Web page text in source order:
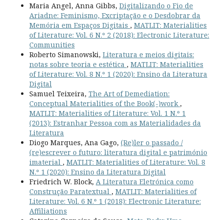
Maria Angel, Anna Gibbs, Digitalizando o Fio de
Ariadne: Feminismo, Excriptação e o Desdobrar da
Memória em Espaços Digitais , MATLIT: Materialities
of Literature: Vol. 6 N.º 2 (2018): Electronic Literature:
Communities
Roberto Simanowski, Literatura e meios digitais:
notas sobre teoria e estética , MATLIT: Materialities
of Literature: Vol. 8 N.º 1 (2020): Ensino da Literatura
Digital
Samuel Teixeira, The Art of Demediation:
Conceptual Materialities of the Book(-)work ,
MATLIT: Materialities of Literature: Vol. 1 N.º 1
(2013): Estranhar Pessoa com as Materialidades da
Literatura
Diogo Marques, Ana Gago, (Re)ler o passado /
(re)escrever o futuro: literatura digital e património
imaterial , MATLIT: Materialities of Literature: Vol. 8
N.º 1 (2020): Ensino da Literatura Digital
Friedrich W. Block, A Literatura Eletrónica como
Construção Paratextual , MATLIT: Materialities of
Literature: Vol. 6 N.º 1 (2018): Electronic Literature:
Affiliations